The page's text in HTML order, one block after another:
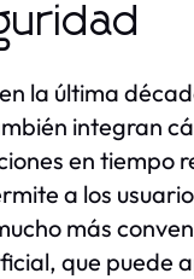
la última
integran
en tiempo
a los
más
que puede